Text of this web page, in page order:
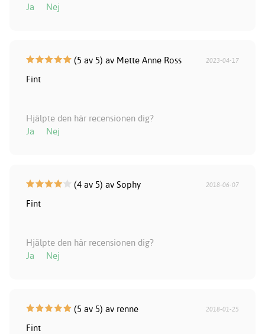
Ja
Nej
(5 av 5) av Mette Anne Ross 2023-04-17
Fint
Hjälpte den här recensionen dig?
Ja
Nej
(4 av 5) av Sophy 2018-06-07
Fint
Hjälpte den här recensionen dig?
Ja
Nej
(5 av 5) av renne 2018-01-25
Fint